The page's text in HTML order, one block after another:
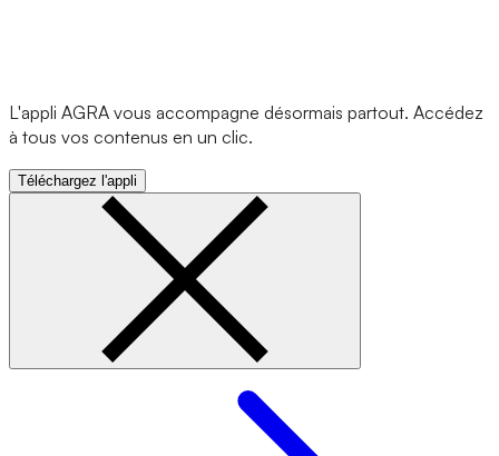
L'appli AGRA vous accompagne désormais partout. Accédez
à tous vos contenus en un clic.
Téléchargez l'appli